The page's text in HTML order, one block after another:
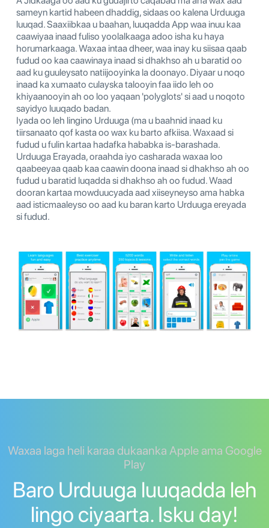
sameyn kartid habeen dhaddig, sidaas oo kalena Urduuga
luuqad. Saaxiibkaa u baahan, luuqadda App waa inuu kaa
caawiyaa inaad fuliso yoolalkaaga adoo isha ku haya
horumarkaaga. Waxaa intaa dheer, waa inay ku siisaa qaab
fudud oo kaa caawinaya inaad si dhakhso ah u baratid oo
aad ku guuleysato natiijooyinka la doonayo. Diyaar u noqo
inaad ka xumaato culayska talooyin faa iido leh oo
khiyaanooyin ah oo loo yaqaan 'polyglots' si aad u noqoto
sayidyo luuqado badan.
Iyada oo leh lingino Urduuga (ma u baahnid inaad ku
tiirsanaato qof kasta oo wax ku barto afkiisa. Waxaad si
fudud u fulin kartaa hadafka hababka is-barashada.
Urduuga Erayada, oraahda iyo casharada waxaa loo
qaabeeyaa qaab kaa caawin doona inaad si dhakhso ah oo
fudud u baratid luqadda si dhakhso ah oo fudud. Waad
dooran kartaa mowduucyada aad xiiseyneyso ama habka
aad isticmaaleyso oo aad ku baran karto Urduuga ereyada
si fudud.
Waxaa laga heli karaa dukaanka Apple ama Google
Play
Baro Urduuga luuqadda leh
lingo ciyaarta. Isku day!